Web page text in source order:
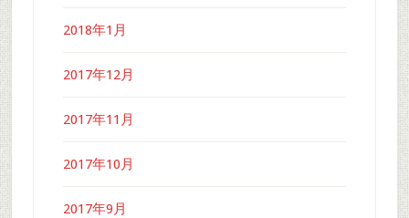
2018年1月
2017年12月
2017年11月
2017年10月
2017年9月